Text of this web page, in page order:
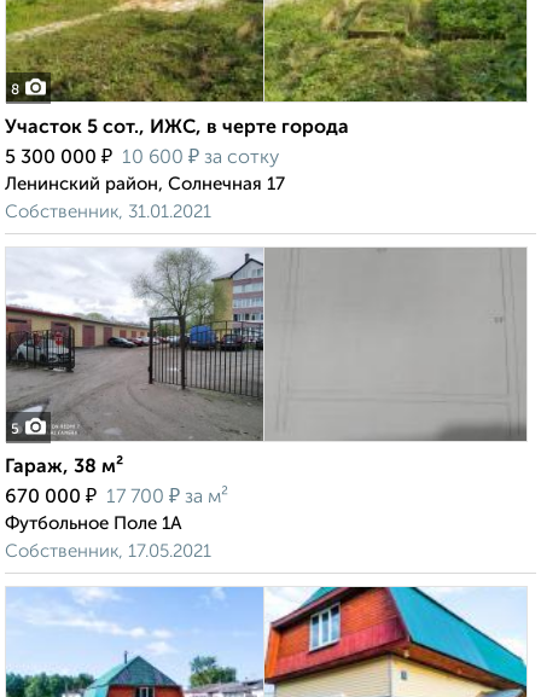
8
Участок 5 сот., ИЖС, в черте города
5 300 000 ₽ 10 600 ₽ за сотку
Ленинский район, Солнечная 17
Собственник, 31.01.2021
5
Гараж, 38 м²
670 000 ₽ 17 700 ₽ за м²
Футбольное Поле 1А
Собственник, 17.05.2021